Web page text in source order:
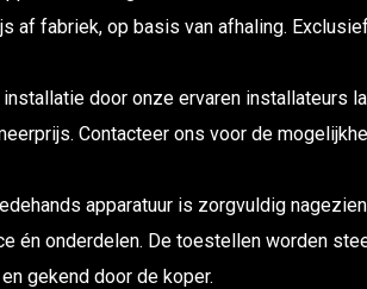
af fabriek, op basis van afhaling.
installatie door onze ervaren installateurs
Contacteer ons voor de
apparatuur is zorgvuldig
én onderdelen. De toestellen worden
gekend door de koper.